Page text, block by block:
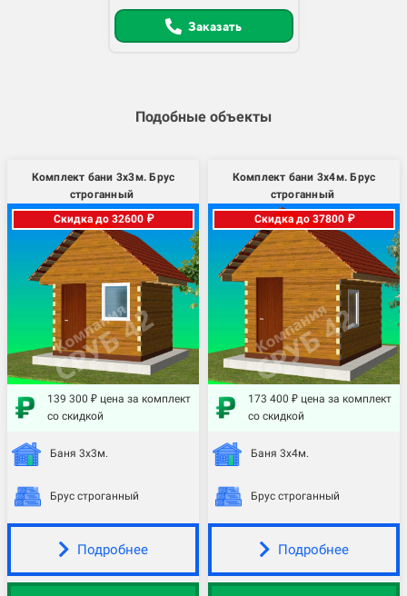
Заказать
Подобные объекты
Комплект бани 3х3м. Брус
строганный
Скидка до 32600 ₽
139 300 ₽ цена за комплект
со скидкой
Баня 3х3м.
Брус строганный
Подробнее
Комплект бани 3х4м. Брус
строганный
Скидка до 37800 ₽
173 400 ₽ цена за комплект
со скидкой
Баня 3х4м.
Брус строганный
Подробнее